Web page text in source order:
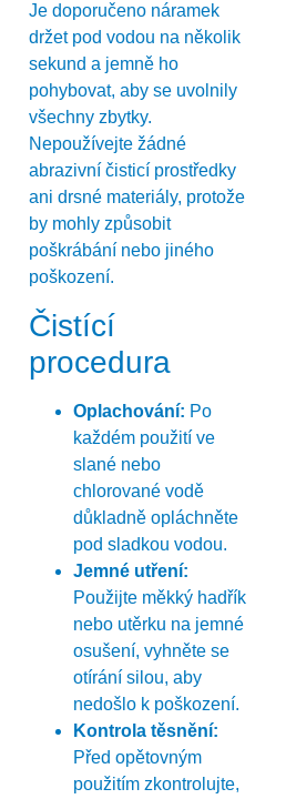
Je doporučeno náramek
držet pod vodou na několik
sekund a jemně ho
pohybovat, aby se uvolnily
všechny zbytky.
Nepoužívejte žádné
abrazivní čisticí prostředky
ani drsné materiály, protože
by mohly způsobit
poškrábání nebo jiného
poškození.
Čistící
procedura
Oplachování: Po
každém použití ve
slané nebo
chlorované vodě
důkladně opláchněte
pod sladkou vodou.
Jemné utření:
Použijte měkký hadřík
nebo utěrku na jemné
osušení, vyhněte se
otírání silou, aby
nedošlo k poškození.
Kontrola těsnění:
Před opětovným
použitím zkontrolujte,